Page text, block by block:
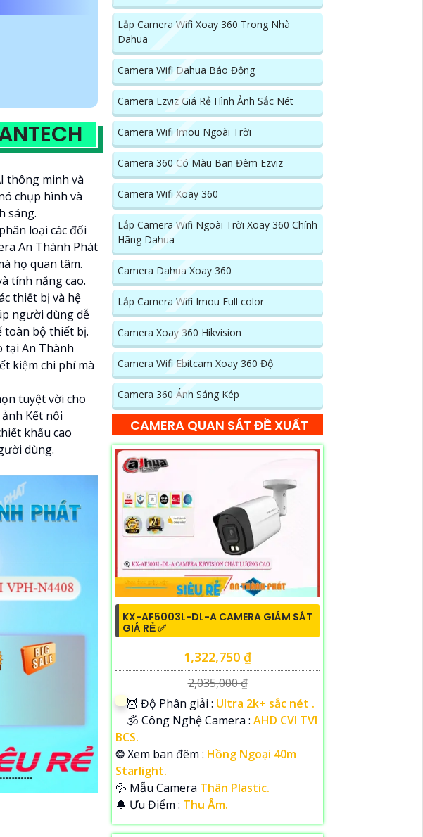
thông minh và
chụp hình và
sáng.
loại các đối
An Thành Phát
họ quan tâm.
tính năng cao.
thiết bị và hệ
người dùng dễ
toàn bộ thiết bị.
tại An Thành
kiệm chi phí mà
tuyệt vời cho
Kết nối
khấu cao
dùng.
Lắp Camera Wifi Xoay 360 Trong Nhà
Dahua
Camera Wifi Dahua Báo Động
Camera Ezviz Giá Rẻ Hình Ảnh Sắc Nét
Camera Wifi Imou Ngoài Trời
Camera 360 Có Màu Ban Đêm Ezviz
Camera Wifi Xoay 360
Lắp Camera Wifi Ngoài Trời Xoay 360 Chính
Hãng Dahua
Camera Dahua Xoay 360
Lắp Camera Wifi Imou Full color
Camera Xoay 360 Hikvision
Camera Wifi Ebitcam Xoay 360 Độ
Camera 360 Ánh Sáng Kép
CAMERA QUAN SÁT ĐỀ XUẤT
KX-AF5003L-DL-A CAMERA GIÁM SÁT
GIÁ RẺ ✅
1,322,750 ₫
2,035,000 ₫
🦉 Độ Phân giải : Ultra 2k+ sắc nét .
🕉️ Công Nghệ Camera : AHD CVI TVI
BCS.
❂ Xem ban đêm : Hồng Ngoại 40m
Starlight.
💦 Mẫu Camera Thân Plastic.
️🔔 Ưu Điểm : Thu Âm.